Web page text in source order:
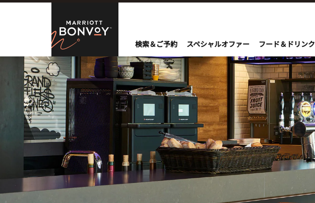
Skip to Content
Marriott Bonvoy
検索＆ご予約 スペシャルオファー フード＆ドリンク